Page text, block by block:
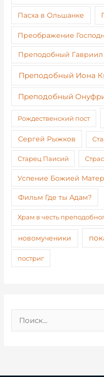
Пасха в Ольшанке
Преображение
Преподобный Гавриил
Преподобный Иона
Преподобный
Рождественский пост
Сергей Рыжков
Старец Паисий
Успение Божией
Фильм Где ты Адам?
Храм в честь
новомученики
постриг